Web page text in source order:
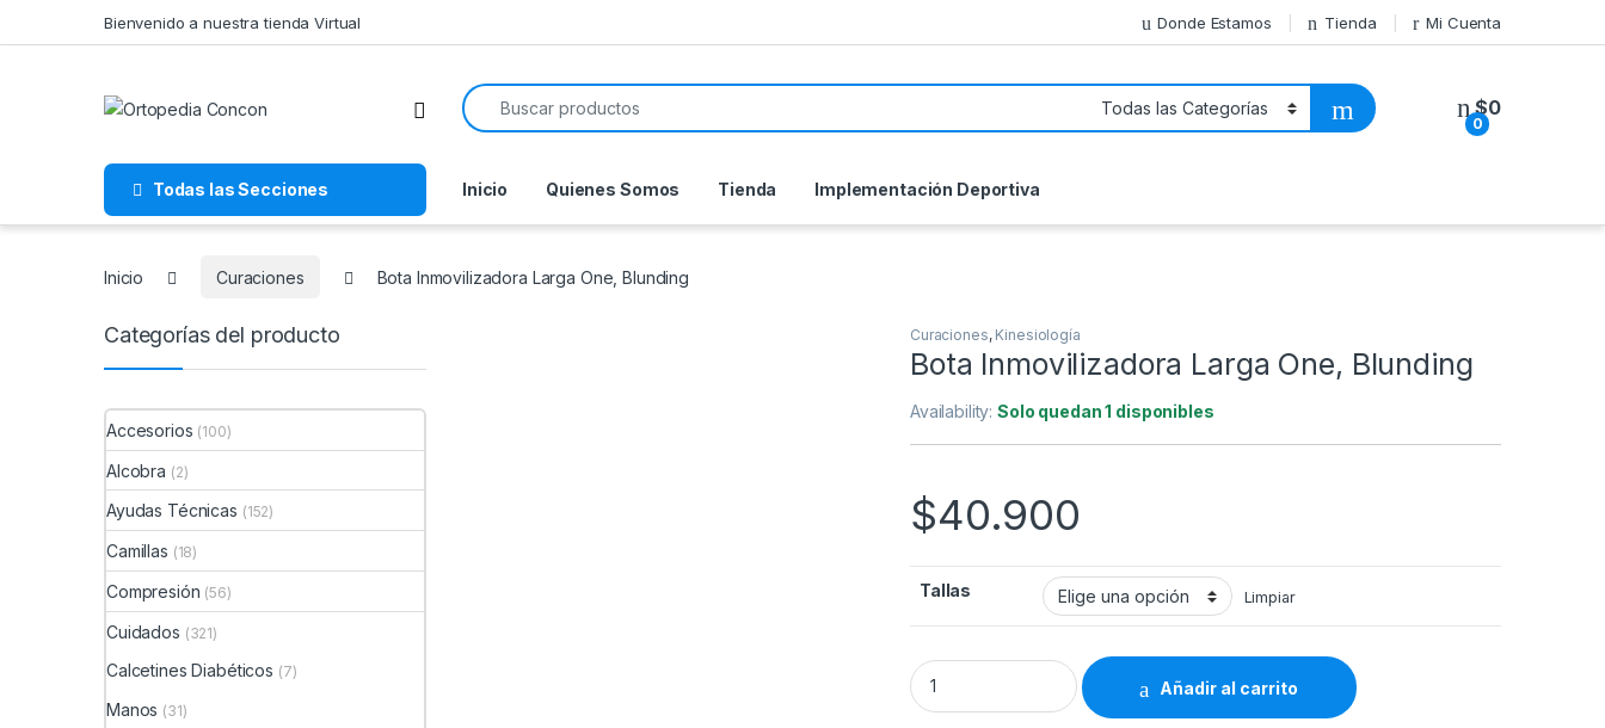
Bienvenido a nuestra tienda Virtual Donde Estamos Tienda Mi Cuenta
Search for:
0
$0
Todas las Secciones Inicio Quienes Somos Tienda Implementación Deportiva
Inicio Curaciones Bota Inmovilizadora Larga One, Blunding
Curaciones, Kinesiología
Bota Inmovilizadora Larga One, Blunding
Availability:Solo quedan 1 disponibles
$40.900
Tallas Limpiar
Bota Inmovilizadora Larga One, Blunding quantity
Añadir al carrito
Categorías del producto
Accesorios (100)
Alcobra (2)
Ayudas Técnicas (152)
Camillas (18)
Compresión (56)
Cuidados (321)
Calcetines Diabéticos (7)
Manos (31)